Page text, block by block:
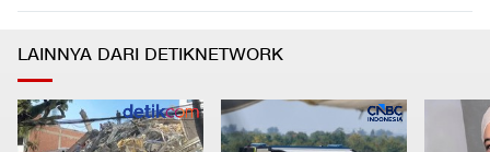
LAINNYA DARI DETIKNETWORK